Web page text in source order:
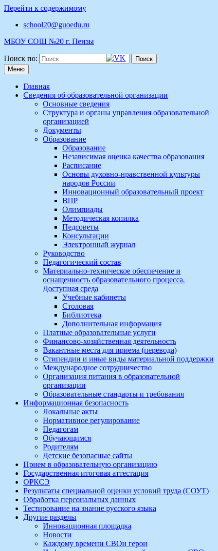
Перейти к содержимому
school20@guoedu.ru
МБОУ СОШ №20 г. Пензы
Поиск по:
Меню
Главная
Сведения об образовательной организации
Основные сведения
Структура и органы управления образовательной
организацией
Документы
Образование
Образование
Независимая оценка качества образования
Расписание
Основы духовно-нравственной культуры
народов России
Инновационный образовательный проект
ВПР
Олимпиады
Методическая копилка
Педсоветы
Консультации
Электронный журнал
Руководство
Педагогический состав
Материально-техническое обеспечение и
оснащенность образовательного процесса.
Доступная среда
Учебные кабинеты
Столовая
Библиотека
Дополнительная информация
Платные образовательные услуги
Финансово-хозяйственная деятельность
Вакантные места для приема (перевода)
Стипендии и иные виды материальной поддержки
Международное сотрудничество
Организация питания в образовательной
организации
Образовательные стандарты и требования
Информационная безопасность
Локальные акты
Нормативное регулирование
Педагогам
Обучающимся
Родителям
Детские безопасные сайты
Прием в образовательную организацию
Государственная итоговая аттестация
ОРКСЭ
Результаты специальной оценки условий труда (СОУТ)
Обработка персональных данных
Тестирование на знание русского языка
Другие разделы
Инновационная площадка
Новости
Каждому времени СВОи герои